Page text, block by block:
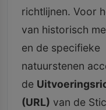
richtlijnen. Voor
van historisch
en de specifieke
natuurstenen
de
(URL) van de